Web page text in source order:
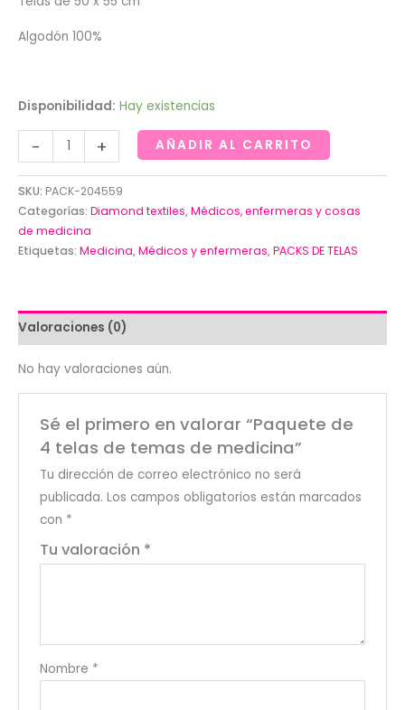
Algodón 100%
Disponibilidad: Hay existencias
-
Paquete
de
4
telas
de
temas
cantidad
+ AÑADIR AL CARRITO
SKU: PACK-204559
Categorías: Diamond textiles,Médicos, enfermeras y cosas
de medicina
Etiquetas: Medicina,Médicos y enfermeras,PACKS DE TELAS
Valoraciones (0)
No hay valoraciones aún.
Sé el primero en valorar “Paquete de
4 telas de temas de medicina”
Tu dirección de correo electrónico no será
publicada. Los campos obligatorios están marcados
con *
Tu valoración *
Nombre *